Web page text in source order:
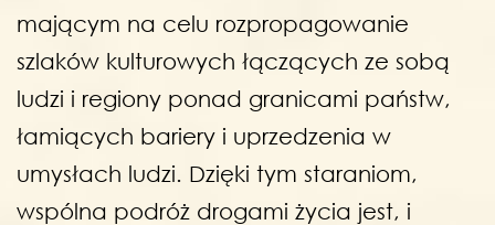
mającym na celu rozpropagowanie
szlaków kulturowych łączących ze sobą
ludzi i regiony ponad granicami państw,
łamiących bariery i uprzedzenia w
umysłach ludzi. Dzięki tym staraniom,
wspólna podróż drogami życia jest, i